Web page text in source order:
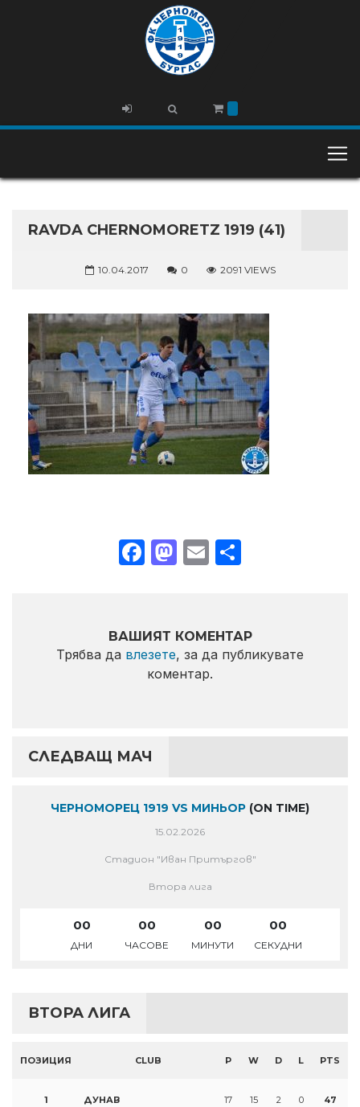
RAVDA CHERNOMORETZ 1919 (41)
10.04.2017 0 2091 VIEWS
Facebook
Mastodon
Email
ВАШИЯТ КОМЕНТАР
Трябва да влезете, за да публикувате
коментар.
СЛЕДВАЩ МАЧ
ЧЕРНОМОРЕЦ 1919 VS МИНЬОР (ON TIME)
15.02.2026
Стадион "Иван Притъргов"
Втора лига
00
ДНИ
00
ЧАСОВЕ
00
МИНУТИ
00
СЕКУДНИ
ВТОРА ЛИГА
ПОЗИЦИЯ CLUB P W D L PTS
1 ДУНАВ 17 15 2 0 47